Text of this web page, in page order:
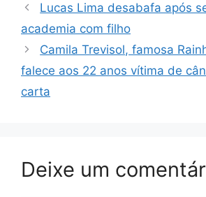
Lucas Lima desabafa após
academia com filho
Camila Trevisol, famosa
falece aos 22 anos vítima de
carta
Deixe um